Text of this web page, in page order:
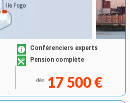
Conférenciers experts
Pension complète
dès 17 500 €